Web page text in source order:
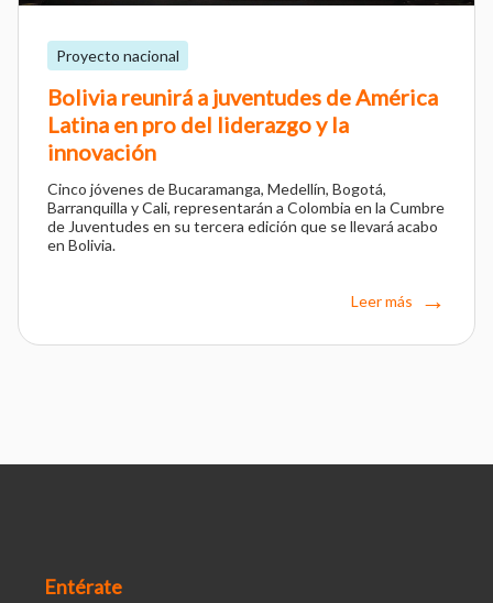
Proyecto nacional
Bolivia reunirá a juventudes de América
Latina en pro del liderazgo y la
innovación
Cinco jóvenes de Bucaramanga, Medellín, Bogotá,
Barranquilla y Cali, representarán a Colombia en la Cumbre
de Juventudes en su tercera edición que se llevará acabo
en Bolivia.
Leer más
Entérate